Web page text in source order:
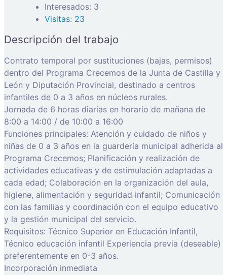
Interesados: 3
Visitas: 23
Descripción del trabajo
Contrato temporal por sustituciones (bajas, permisos)
dentro del Programa Crecemos de la Junta de Castilla y
León y Diputación Provincial, destinado a centros
infantiles de 0 a 3 años en núcleos rurales.
Jornada de 6 horas diarias en horario de mañana de
8:00 a 14:00 / de 10:00 a 16:00
Funciones principales: Atención y cuidado de niños y
niñas de 0 a 3 años en la guardería municipal adherida al
Programa Crecemos; Planificación y realización de
actividades educativas y de estimulación adaptadas a
cada edad; Colaboración en la organización del aula,
higiene, alimentación y seguridad infantil; Comunicación
con las familias y coordinación con el equipo educativo
y la gestión municipal del servicio.
Requisitos: Técnico Superior en Educación Infantil,
Técnico educación infantil Experiencia previa (deseable)
preferentemente en 0-3 años.
Incorporación inmediata